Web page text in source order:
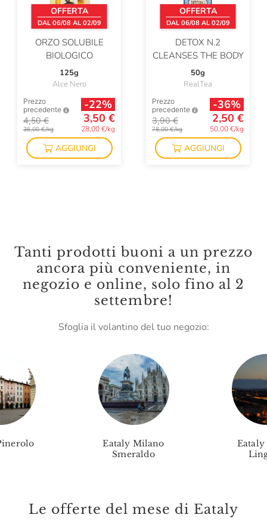
OFFERTA
DAL 06/08 AL 02/09
ORZO SOLUBILE
BIOLOGICO
125g
Alce Nero
Prezzo
precedente
4,50 €
36,00 €/kg
-22%
3,50 €
28,00 €/kg
AGGIUNGI
OFFERTA
DAL 06/08 AL 02/09
DETOX N.2
CLEANSES THE BODY
50g
RealTea
Prezzo
precedente
3,90 €
78,00 €/kg
-36%
2,50 €
50,00 €/kg
AGGIUNGI
Tanti prodotti buoni a un prezzo
ancora più conveniente, in
negozio e online, solo fino al 2
settembre!
Sfoglia il volantino del tuo negozio:
Eataly Milano
Smeraldo
Le offerte del mese di Eataly